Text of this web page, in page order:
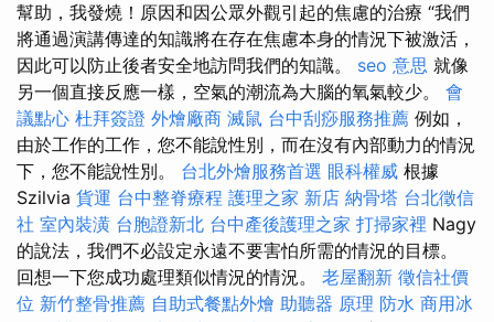
幫助，我發燒！原因和因公眾外觀引起的焦慮的治療 “我們
將通過演講傳達的知識將在存在焦慮本身的情況下被激活，
因此可以防止後者安全地訪問我們的知識。 seo 意思 就像
另一個直接反應一樣，空氣的潮流為大腦的氧氣較少。 會
議點心 杜拜簽證 外燴廠商 滅鼠 台中刮痧服務推薦 例如，
由於工作的工作，您不能說性別，而在沒有內部動力的情況
下，您不能說性別。 台北外燴服務首選 眼科權威 根據
Szilvia 貨運 台中整脊療程 護理之家 新店 納骨塔 台北徵信
社 室內裝潢 台胞證新北 台中產後護理之家 打掃家裡 Nagy
的說法，我們不必設定永遠不要害怕所需的情況的目標。
回想一下您成功處理類似情況的情況。 老屋翻新 徵信社價
位 新竹整骨推薦 自助式餐點外燴 助聽器 原理 防水 商用冰